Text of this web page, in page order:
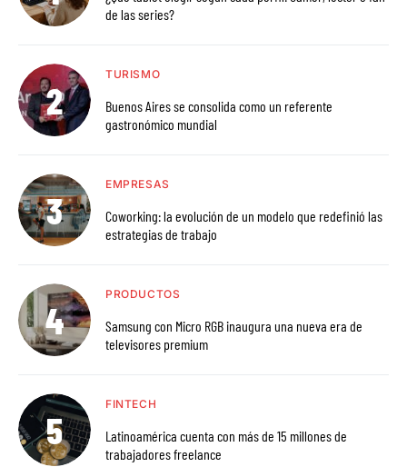
de las series?
TURISMO
Buenos Aires se consolida como un referente
gastronómico mundial
EMPRESAS
Coworking: la evolución de un modelo que redefinió las
estrategias de trabajo
PRODUCTOS
Samsung con Micro RGB inaugura una nueva era de
televisores premium
FINTECH
Latinoamérica cuenta con más de 15 millones de
trabajadores freelance